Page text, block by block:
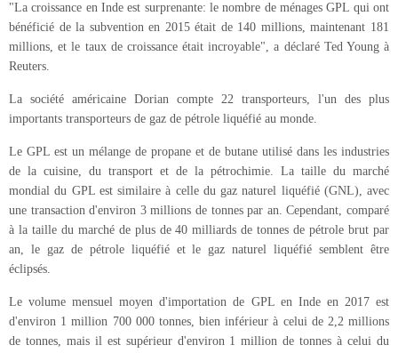
"La croissance en Inde est surprenante: le nombre de ménages GPL qui ont
bénéficié de la subvention en 2015 était de 140 millions, maintenant 181
millions, et le taux de croissance était incroyable", a déclaré Ted Young à
Reuters.
La société américaine Dorian compte 22 transporteurs, l'un des plus
importants transporteurs de gaz de pétrole liquéfié au monde.
Le GPL est un mélange de propane et de butane utilisé dans les industries
de la cuisine, du transport et de la pétrochimie. La taille du marché
mondial du GPL est similaire à celle du gaz naturel liquéfié (GNL), avec
une transaction d'environ 3 millions de tonnes par an. Cependant, comparé
à la taille du marché de plus de 40 milliards de tonnes de pétrole brut par
an, le gaz de pétrole liquéfié et le gaz naturel liquéfié semblent être
éclipsés.
Le volume mensuel moyen d'importation de GPL en Inde en 2017 est
d'environ 1 million 700 000 tonnes, bien inférieur à celui de 2,2 millions
de tonnes, mais il est supérieur d'environ 1 million de tonnes à celui du